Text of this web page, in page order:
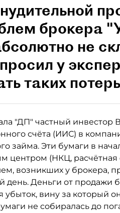
брокера
не
у
таких
"ДП" частный инвестор
счёта (ИИС) в
займа. Эти бумаги в
центром (НКЦ,
возникших у брокера,
день. Деньги от
убыток, вину за который
не собиралась до